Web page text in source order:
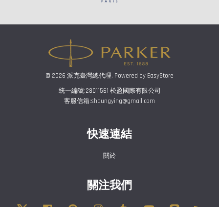
© 2026 派克臺灣總代理. Powered by EasyStore
統一編號:28011561 松盈國際有限公司
客服信箱:shaungying@gmail.com
快速連結
關於
關注我們